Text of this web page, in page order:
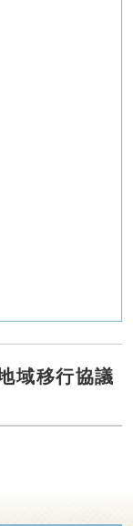
域移行協議